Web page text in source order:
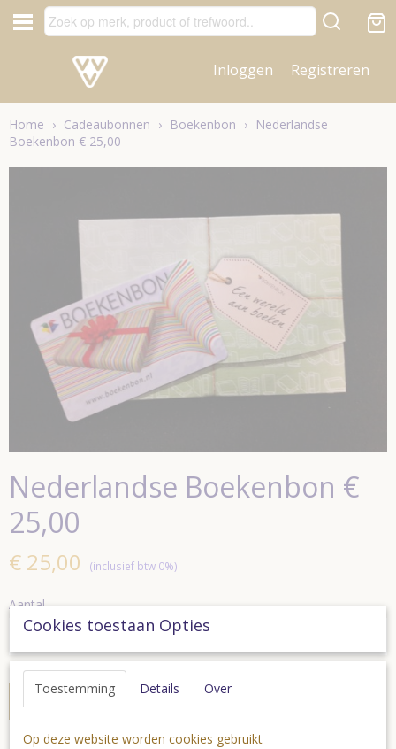
Inloggen Registreren
Home › Cadeaubonnen › Boekenbon › Nederlandse
Boekenbon € 25,00
Nederlandse Boekenbon €
25,00
€ 25,00 (inclusief btw 0%)
Aantal
In winkelwagen
Cookies toestaan Opties
Toestemming Details Over
Op deze website worden cookies gebruikt